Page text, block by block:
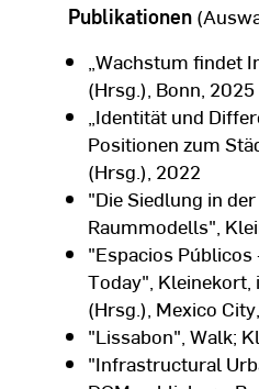
Publikationen
„Wachstum findet
(Hrsg.), Bonn, 2025
„Identität und
Positionen zum
(Hrsg.), 2022
"Die Siedlung in
Raummodells",
"Espacios
Today", Kleinekort,
(Hrsg.), Mexico
"Lissabon", Walk;
"Infrastructural